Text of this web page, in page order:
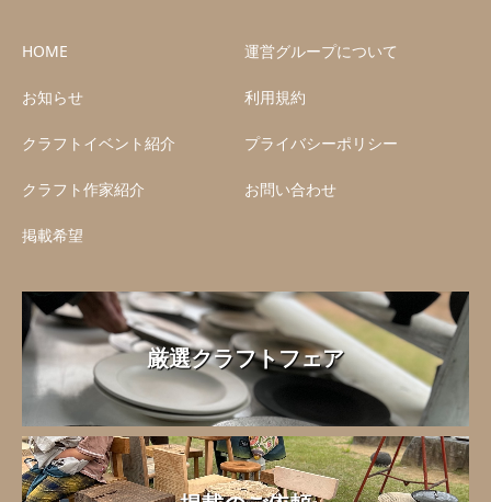
HOME
お知らせ
クラフトイベント紹介
クラフト作家紹介
掲載希望
運営グループについて
利用規約
プライバシーポリシー
お問い合わせ
厳選クラフトフェア